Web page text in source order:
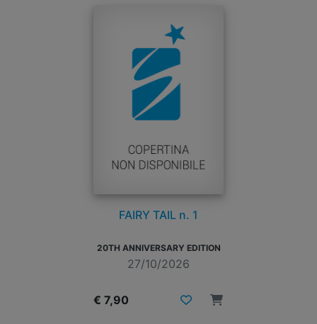
FAIRY TAIL n. 1
20TH ANNIVERSARY EDITION
27/10/2026
€ 7,90